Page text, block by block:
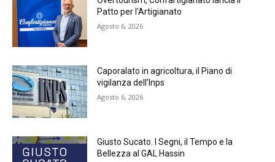
Patto per l’Artigianato
Agosto 6, 2026
Caporalato in agricoltura, il Piano di
vigilanza dell’Inps
Agosto 6, 2026
Giusto Sucato. I Segni, il Tempo e la
Bellezza al GAL Hassin